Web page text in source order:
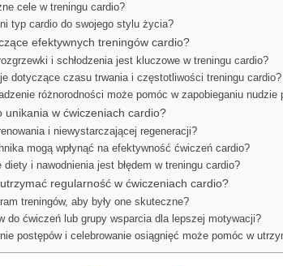
cele w treningu cardio?
typ cardio do swojego stylu życia?
efektywnych treningów cardio?
i schłodzenia jest kluczowe w treningu cardio?
dotyczące czasu trwania i częstotliwości treningu cardio?
różnorodności może pomóc w zapobieganiu nudzie
unikania w ćwiczeniach cardio?
i niewystarczającej regeneracji?
mogą wpłynąć na efektywność ćwiczeń cardio?
diety i nawodnienia jest błędem w treningu cardio?
regularność w ćwiczeniach cardio?
treningów, aby były one skuteczne?
do ćwiczeń lub grupy wsparcia dla lepszej motywacji?
postępów i celebrowanie osiągnięć może pomóc w